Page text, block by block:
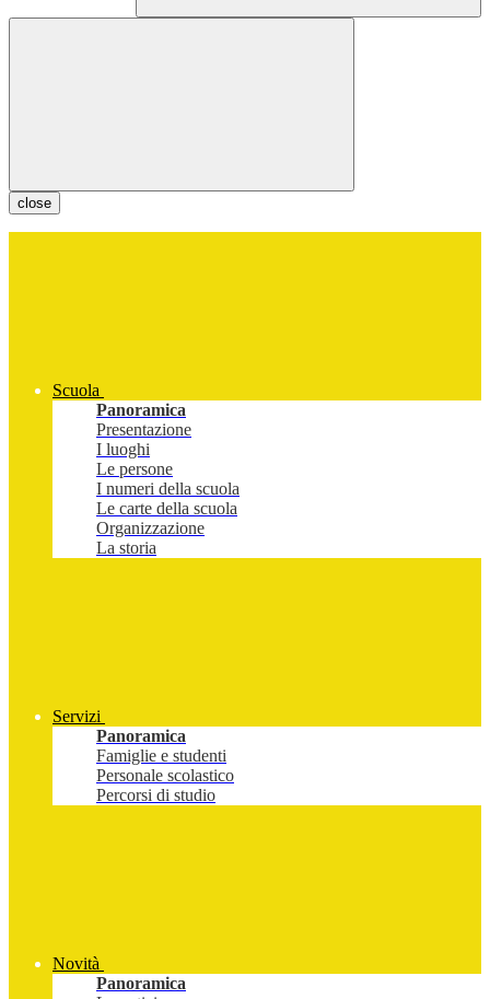
close
Scuola
Panoramica
Presentazione
I luoghi
Le persone
I numeri della scuola
Le carte della scuola
Organizzazione
La storia
Servizi
Panoramica
Famiglie e studenti
Personale scolastico
Percorsi di studio
Novità
Panoramica